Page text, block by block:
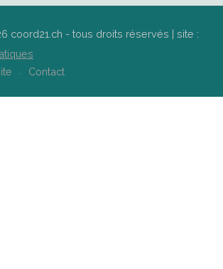
coord21.ch - tous droits réservés | site :
Contact